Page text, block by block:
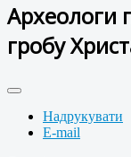
Археологи
гробу
Надрукувати
E-mail